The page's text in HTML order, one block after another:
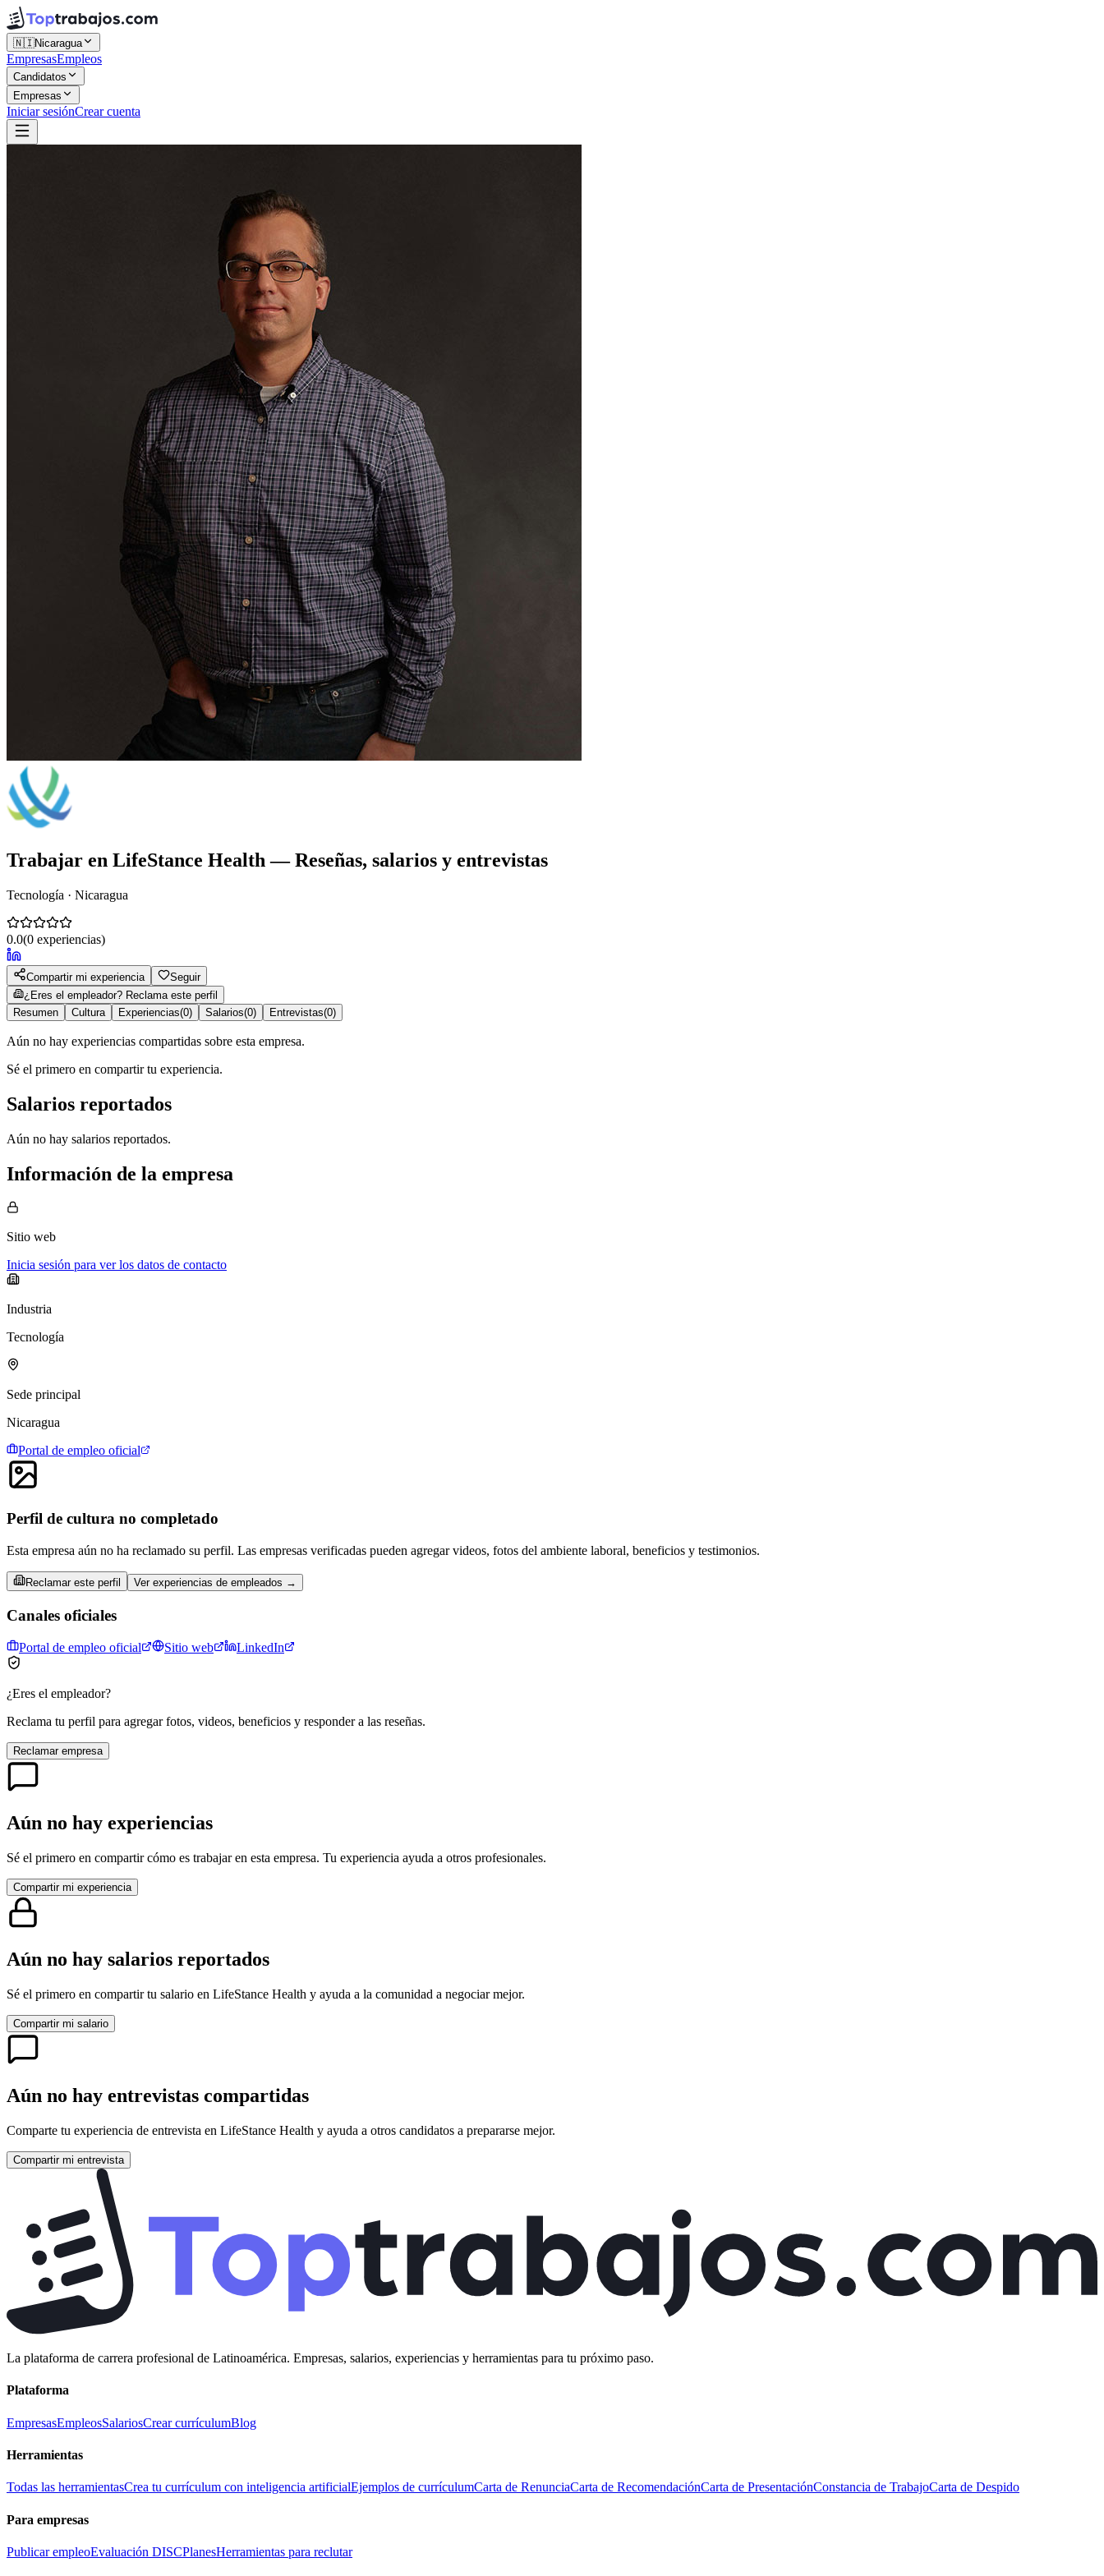
🇳🇮Nicaragua
EmpresasEmpleos
Candidatos
Empresas
Iniciar sesiónCrear cuenta
Trabajar en LifeStance Health — Reseñas, salarios y entrevistas
Tecnología · Nicaragua
0.0(0 experiencias)
Compartir mi experiencia
Seguir
¿Eres el empleador? Reclama este perfil
Resumen
Cultura Experiencias(0) Salarios(0) Entrevistas(0)
Aún no hay experiencias compartidas sobre esta empresa.
Sé el primero en compartir tu experiencia.
Salarios reportados
Aún no hay salarios reportados.
Información de la empresa
Sitio web
Inicia sesión para ver los datos de contacto
Industria
Tecnología
Sede principal
Nicaragua
Portal de empleo oficial
Perfil de cultura no completado
Esta empresa aún no ha reclamado su perfil. Las empresas verificadas pueden agregar videos, fotos del ambiente laboral, beneficios y testimonios.
Reclamar este perfil Ver experiencias de empleados →
Canales oficiales
Portal de empleo oficial Sitio web LinkedIn
¿Eres el empleador?
Reclama tu perfil para agregar fotos, videos, beneficios y responder a las reseñas.
Reclamar empresa
Aún no hay experiencias
Sé el primero en compartir cómo es trabajar en esta empresa. Tu experiencia ayuda a otros profesionales.
Compartir mi experiencia
Aún no hay salarios reportados
Sé el primero en compartir tu salario en LifeStance Health y ayuda a la comunidad a negociar mejor.
Compartir mi salario
Aún no hay entrevistas compartidas
Comparte tu experiencia de entrevista en LifeStance Health y ayuda a otros candidatos a prepararse mejor.
Compartir mi entrevista
La plataforma de carrera profesional de Latinoamérica. Empresas, salarios, experiencias y herramientas para tu próximo paso.
Plataforma
EmpresasEmpleosSalariosCrear currículumBlog
Herramientas
Todas las herramientasCrea tu currículum con inteligencia artificialEjemplos de currículumCarta de RenunciaCarta de RecomendaciónCarta de PresentaciónConstancia de TrabajoCarta de Despido
Para empresas
Publicar empleoEvaluación DISCPlanesHerramientas para reclutar